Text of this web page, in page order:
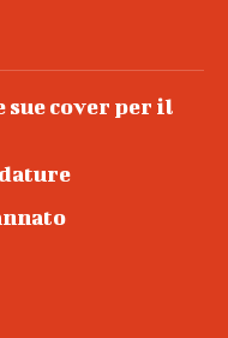
sue cover per il